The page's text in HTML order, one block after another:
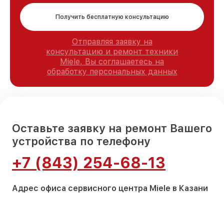
Получить бесплатную консультацию
Отправляя заявку на
консультацию и ремонт техники
Miele, Вы соглашаетесь на
обработку персональных данных
Оставьте заявку на ремонт Вашего
устройства по телефону
+7 (843) 254-68-13
Адрес офиса сервисного центра Miele в Казани